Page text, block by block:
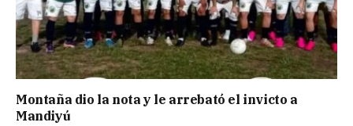
Montaña dio la nota y le arrebató el invicto a
Mandiyú